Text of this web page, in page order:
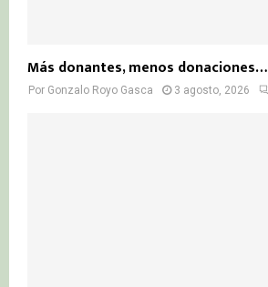
Más donantes, menos donaciones…
Por Gonzalo Royo Gasca 3 agosto, 2026